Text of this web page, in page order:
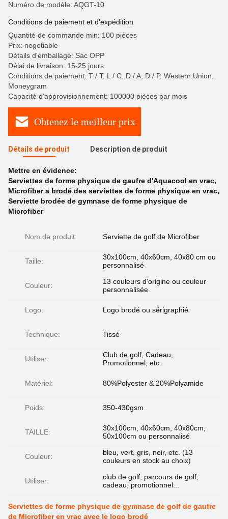
Numéro de modèle: AQGT-10
Conditions de paiement et d'expédition
Quantité de commande min: 100 pièces
Prix: negotiable
Détails d'emballage: Sac OPP
Délai de livraison: 15-25 jours
Conditions de paiement: T / T, L / C, D / A, D / P, Western Union,
Moneygram
Capacité d'approvisionnement: 100000 pièces par mois
Obtenez le meilleur prix
Détails de produit Description de produit
Mettre en évidence:
Serviettes de forme physique de gaufre d'Aquacool en vrac,
Microfiber a brodé des serviettes de forme physique en vrac,
Serviette brodée de gymnase de forme physique de
Microfiber
Nom de produit: Serviette de golf de Microfiber
Taille:
30x100cm, 40x60cm, 40x80 cm ou
personnalisé
Couleur:
13 couleurs d'origine ou couleur
personnalisée
Logo: Logo brodé ou sérigraphié
Technique: Tissé
Utiliser:
Club de golf, Cadeau,
Promotionnel, etc.
Matériel: 80%Polyester & 20%Polyamide
Poids: 350-430gsm
TAILLE:
30x100cm, 40x60cm, 40x80cm,
50x100cm ou personnalisé
Couleur:
bleu, vert, gris, noir, etc. (13
couleurs en stock au choix)
Utiliser:
club de golf, parcours de golf,
cadeau, promotionnel...
Serviettes de forme physique de gymnase de golf de gaufre
de Microfiber en vrac avec le logo brodé